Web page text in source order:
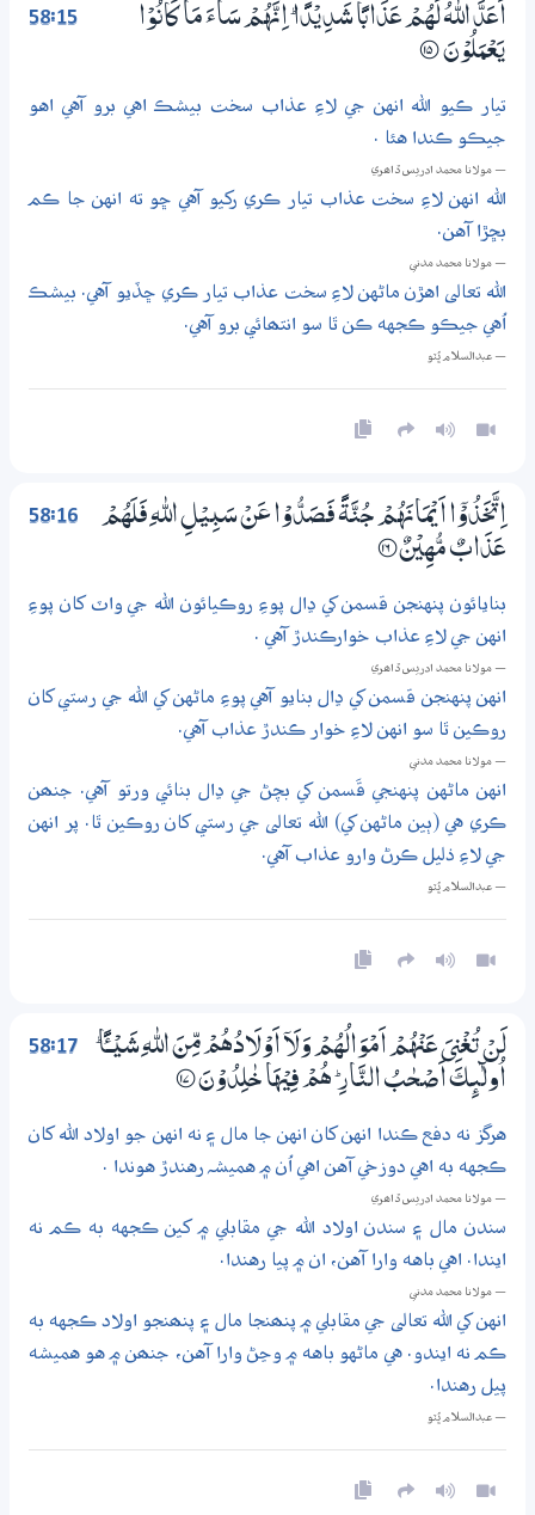
58:15
اَعَدَّ اللّٰهُ لَهُمْ عَذَابًا شَدِيْدًا ۭ اِنَّهُمْ سَاۗءَ مَا كَانُوْا
يَعْمَلُوْنَ ؀15
تيار ڪيو الله انهن جي لاءِ عذاب سخت بيشڪ اهي برو آهي اهو
جيڪو ڪندا هئا .
— مولانا محمد ادريس ڏاھري
الله انهن لاءِ سخت عذاب تيار ڪري رکيو آهي ڇو ته انهن جا ڪم
بڇڙا آهن.
— مولانا محمد مدني
الله تعالى اهڙن ماڻهن لاءِ سخت عذاب تيار ڪري ڇڏيو آهي. بيشڪ
اُهي جيڪو ڪجهه ڪن ٿا سو انتھائي برو آهي.
— عبدالسلام ڀُٽو
58:16
اِتَّخَذُوْٓا اَيْمَانَهُمْ جُنَّةً فَصَدُّوْا عَنْ سَبِيْلِ اللّٰهِ فَلَهُمْ
عَذَابٌ مُّهِيْنٌ ؀16
بنايائون پنهنجن قسمن کي ڍال پوءِ روڪيائون الله جي واٽ کان پوءِ
انهن جي لاءِ عذاب خوارڪندڙ آهي .
— مولانا محمد ادريس ڏاھري
انهن پنهنجن قسمن کي ڍال بنايو آهي پوءِ ماڻهن کي الله جي رستي کان
روڪين ٿا سو انهن لاءِ خوار ڪندڙ عذاب آهي.
— مولانا محمد مدني
انهن ماڻهن پنهنجي قَسمن کي بچڻ جي ڍال بنائي ورتو آهي. جنھن
ڪري هي (ٻين ماڻهن کي) الله تعالى جي رستي کان روڪين ٿا. پر انهن
جي لاءِ ذليل ڪرڻ وارو عذاب آهي.
— عبدالسلام ڀُٽو
58:17
لَنْ تُغْنِيَ عَنْهُمْ اَمْوَالُهُمْ وَلَآ اَوْلَادُهُمْ مِّنَ اللّٰهِ شَيْـــــًٔا ۭ
اُولٰۗىِٕكَ اَصْـحٰبُ النَّارِ ۭ هُمْ فِيْهَا خٰلِدُوْنَ ؀17
هرگز نه دفع ڪندا انهن کان انهن جا مال ۽ نه انهن جو اولاد الله کان
ڪجهه به اهي دوزخي آهن اهي اُن ۾ هميشہ رهندڙ هوندا .
— مولانا محمد ادريس ڏاھري
سندن مال ۽ سندن اولاد الله جي مقابلي ۾ کين ڪجهه به ڪم نه
ايندا. اهي باهه وارا آهن، ان ۾ پيا رهندا.
— مولانا محمد مدني
انهن کي الله تعالى جي مقابلي ۾ پنھنجا مال ۽ پنھنجو اولاد ڪجهه به
ڪم نه ايندو. هي ماڻهو باهه ۾ وڃڻ وارا آهن، جنھن ۾ هو هميشه
پيل رهندا.
— عبدالسلام ڀُٽو